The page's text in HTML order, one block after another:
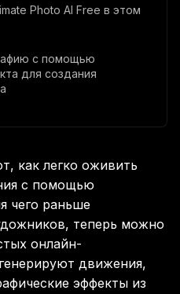
Photo AI Free в этом
с помощью
для создания
как легко оживить
с помощью
чего раньше
теперь можно
онлайн-
движения,
эффекты из